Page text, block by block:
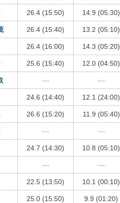
26.4 (15:50) 14.9 (05:30)
26.4 (15:40) 13.2 (05:10)
26.4 (16:00) 14.3 (05:20)
25.6 (15:40) 12.0 (04:50)
--- ---
24.6 (14:40) 12.1 (24:00)
26.6 (15:20) 11.9 (05:40)
--- ---
24.7 (14:30) 10.8 (05:10)
--- ---
22.5 (13:50) 10.1 (00:10)
25.0 (15:50) 9.9 (01:20)